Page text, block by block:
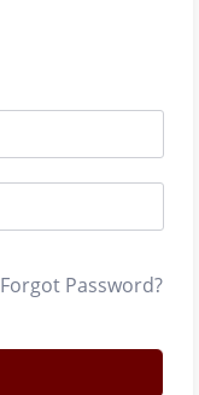
Forgot Password?